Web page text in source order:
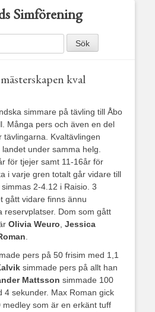
Simförening
kval
simmare på tävling till Åbo
Många pers och även en del
tävlingarna. Kvaltävlingen
under samma helg.
för tjejer samt 11-16år för
i varje gren totalt går vidare till
2-4.12 i Raisio. 3
gått vidare finns ännu
reservplatser. Dom som gått
Olivia Weuro, Jessica
.
pers på 50 frisim med 1,1
simmade pers på allt han
Mattsson simmade 100
4 sekunder. Max Roman gick
som är en erkänt tuff